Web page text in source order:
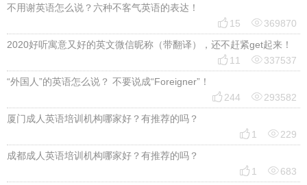
不用谢英语怎么说？六种不客气英语的表达！
 15 369870
2020好听寓意又好的英文微信昵称（带翻译），还不赶紧get起来！
 11 337537
“外国人”的英语怎么说？ 不要说成“Foreigner”！
 244 293582
厦门成人英语培训机构哪家好？有推荐的吗？
 1 229
成都成人英语培训机构哪家好？有推荐的吗？
 1 683